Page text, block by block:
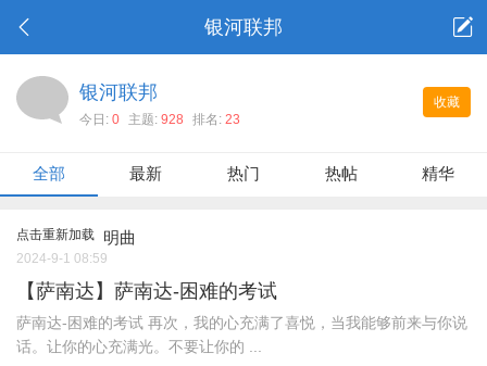
银河联邦
收藏
银河联邦
今日: 0 主题: 928 排名: 23
全部 最新 热门 热帖 精华
点击重新加载 明曲
2024-9-1 08:59
【萨南达】萨南达-困难的考试
萨南达-困难的考试 再次，我的心充满了喜悦，当我能够前来与你说
话。让你的心充满光。不要让你的 ...